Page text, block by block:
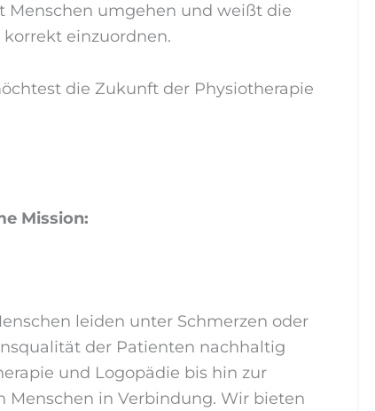
Menschen umgehen und weißt die
einzuordnen.
die Zukunft der Physiotherapie
Mission:
leiden unter Schmerzen oder
der Patienten nachhaltig
und Logopädie bis hin zur
in Verbindung. Wir bieten